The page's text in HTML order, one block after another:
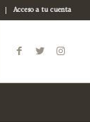
Acceso a tu cuenta